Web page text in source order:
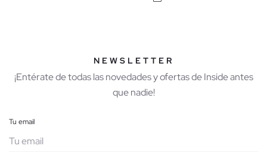
NEWSLETTER
¡Entérate de todas las novedades y ofertas de Inside antes
que nadie!
Tu email